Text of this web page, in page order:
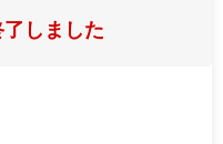
しました